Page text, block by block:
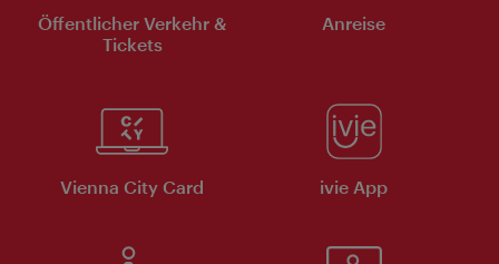
Öffentlicher Verkehr &
Tickets
Anreise
Vienna City Card ivie App